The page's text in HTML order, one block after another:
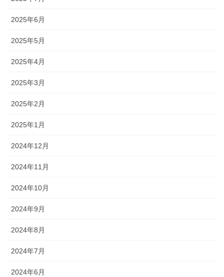
2025年6月
2025年5月
2025年4月
2025年3月
2025年2月
2025年1月
2024年12月
2024年11月
2024年10月
2024年9月
2024年8月
2024年7月
2024年6月